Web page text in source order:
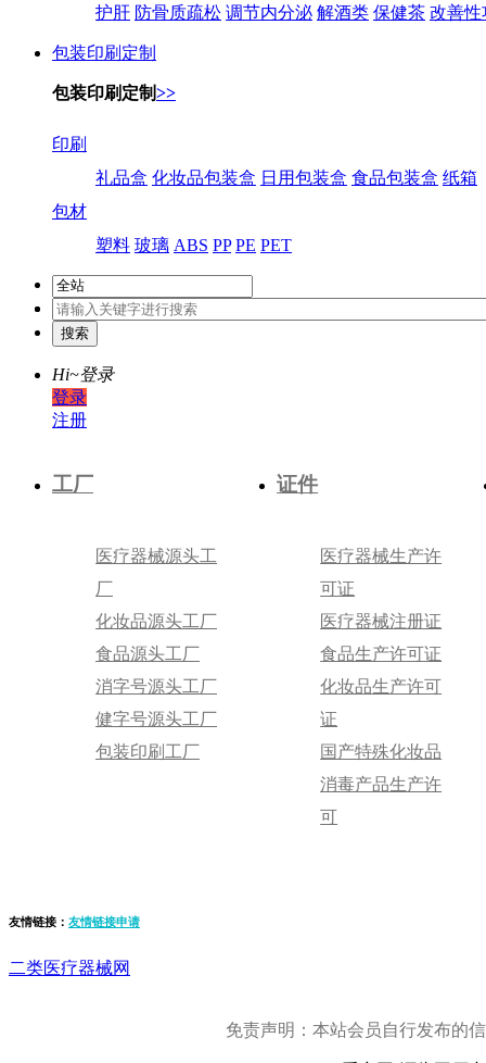
护肝 防骨质疏松 调节内分泌 解酒类 保健茶 改善性
包装印刷定制
包装印刷定制>>
印刷
礼品盒 化妆品包装盒 日用包装盒 食品包装盒 纸箱
包材
塑料 玻璃 ABS PP PE PET
Hi~登录
登录
注册
工厂
医疗器械源头工
厂
化妆品源头工厂
食品源头工厂
消字号源头工厂
健字号源头工厂
包装印刷工厂
证件
医疗器械生产许
可证
医疗器械注册证
食品生产许可证
化妆品生产许可
证
国产特殊化妆品
消毒产品生产许
可
友情链接： 友情链接申请
二类医疗器械网
免责声明：本站会员自行发布的